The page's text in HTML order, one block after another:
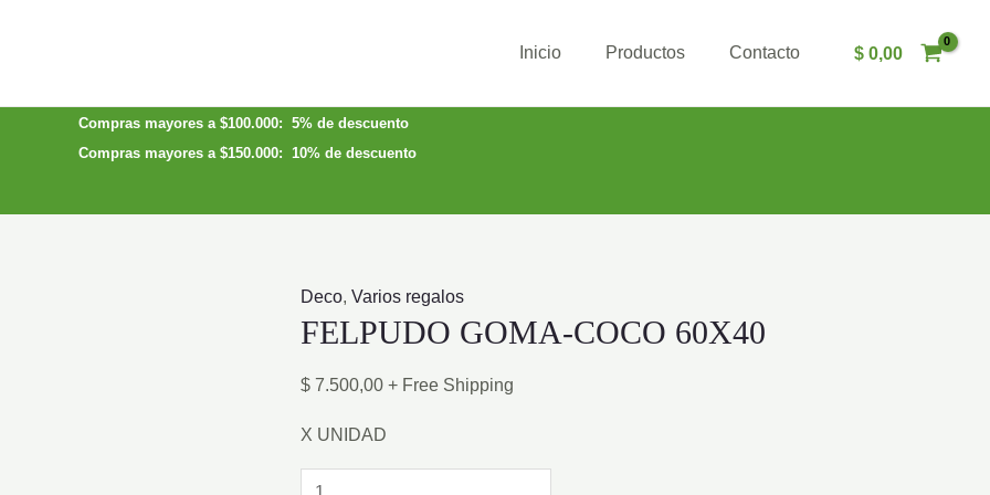
Inicio Productos Contacto $0,00
Compras mayores a $100.000: 5% de descuento
Compras mayores a $150.000: 10% de descuento
Deco, Varios regalos
FELPUDO GOMA-COCO 60X40
$ 7.500,00 + Free Shipping
X UNIDAD
FELPUDO